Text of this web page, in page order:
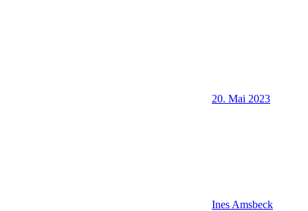
20. Mai 2023
Ines Amsbeck